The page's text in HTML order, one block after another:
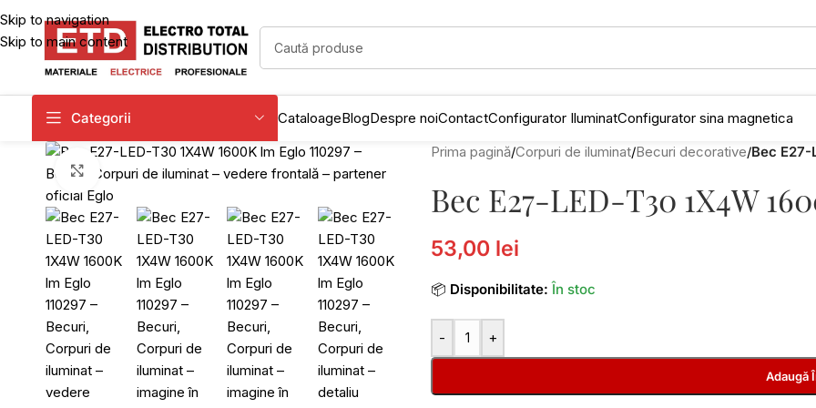
Skip to navigation
Skip to main content
Categorii CataloageBlogDespre noiContactConfigurator IluminatConfigurator sina magnetica
Click to enlarge
Prima pagină/Corpuri de iluminat/Becuri decorative/Bec E27-
Bec E27-LED-T30 1X4W
53,00 lei
📦 Disponibilitate: În stoc
- +
Adaugă